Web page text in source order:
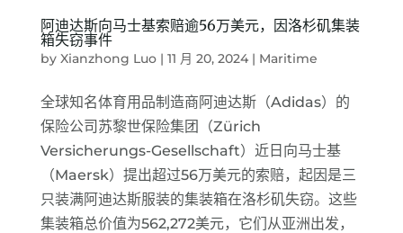
阿迪达斯向马士基索赔逾56万美元，因洛杉矶集装
箱失窃事件
by Xianzhong Luo| 11 月 20, 2024| Maritime
全球知名体育用品制造商阿迪达斯（Adidas）的
保险公司苏黎世保险集团（Zürich
Versicherungs-Gesellschaft）近日向马士基
（Maersk）提出超过56万美元的索赔，起因是三
只装满阿迪达斯服装的集装箱在洛杉矶失窃。这些
集装箱总价值为562,272美元，它们从亚洲出发，